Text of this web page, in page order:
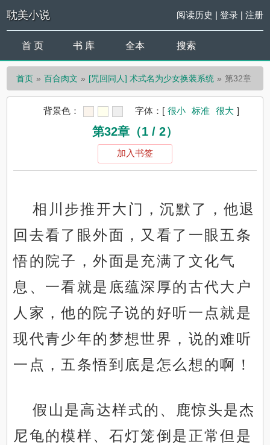
耽美小说 阅读历史 | 登录| 注册
首 页 书 库 全本 搜索
首页 百合肉文 [咒回同人] 术式名为少女换装系统 第32章
背景色： 字体： [ 很小 标准 很大 ]
第32章（1 / 2）
加入书签
相川步推开大门，沉默了，他退
回去看了眼外面，又看了一眼五条
悟的院子，外面是充满了文化气
息、一看就是底蕴深厚的古代大户
人家，他的院子说的好听一点就是
现代青少年的梦想世界，说的难听
一点，五条悟到底是怎么想的啊！
假山是高达样式的、鹿惊头是杰
尼龟的模样、石灯笼倒是正常但是